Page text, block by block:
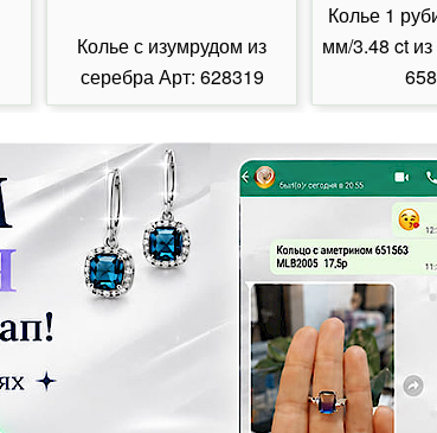
Колье с изумрудом из
серебра Арт: 628319
Колье 1
мм/3.48 ct